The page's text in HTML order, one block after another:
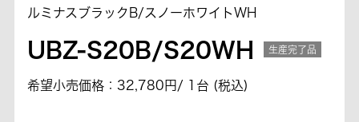
ルミナスブラックB/スノーホワイトWH
UBZ-S20B/S20WH 生産完了品
希望小売価格：32,780円/ 1台 (税込)